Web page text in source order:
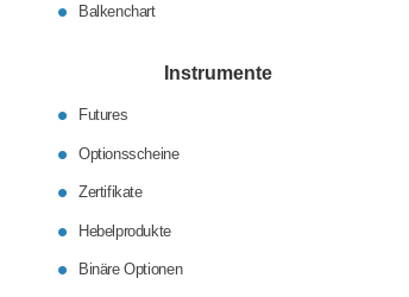
Balkenchart
Instrumente
Futures
Optionsscheine
Zertifikate
Hebelprodukte
Binäre Optionen